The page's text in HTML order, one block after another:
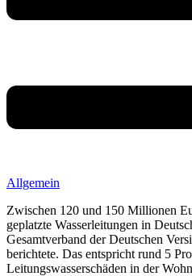
Allgemein
Zwischen 120 und 150 Millionen
geplatzte Wasserleitungen in
Gesamtverband der Deutschen
berichtete. Das entspricht rund 5
Leitungswasserschäden in der